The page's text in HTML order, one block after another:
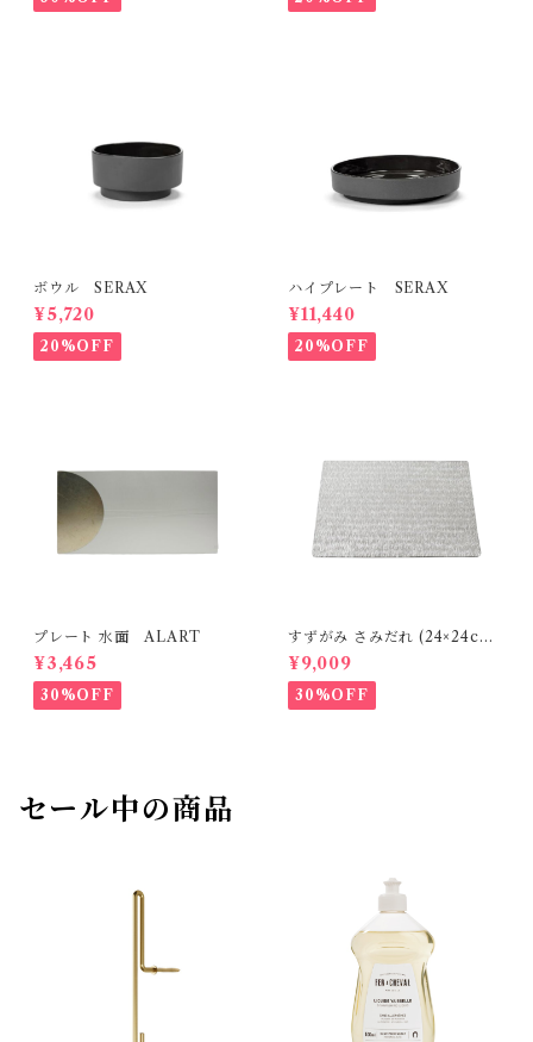
ボウル SERAX
¥5,720
20%OFF
ハイプレート SERAX
¥11,440
20%OFF
プレート 水面 ALART
¥3,465
30%OFF
すずがみ さみだれ (24×24cm)
syouryu
¥9,009
30%OFF
セール中の商品